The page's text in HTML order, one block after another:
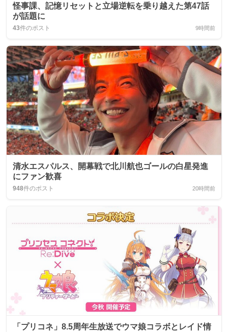
怪事課、記憶リセットと立場逆転を乗り越えた第47話
が話題に
43件のポスト 9時間前
清水エスパルス、開幕戦で北川航也ゴールの白星発進
にファン歓喜
948件のポスト 20時間前
「プリコネ」8.5周年生放送でウマ娘コラボとレイド情